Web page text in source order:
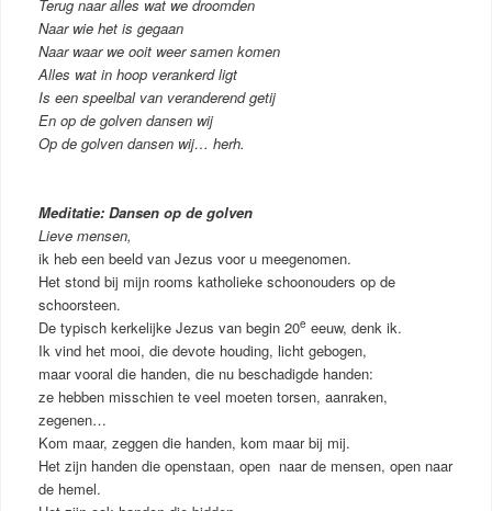
Terug naar alles wat we droomden
Naar wie het is gegaan
Naar waar we ooit weer samen komen
Alles wat in hoop verankerd ligt
Is een speelbal van veranderend getij
En op de golven dansen wij
Op de golven dansen wij… herh.
Meditatie: Dansen op de golven
Lieve mensen,
ik heb een beeld van Jezus voor u meegenomen.
Het stond bij mijn rooms katholieke schoonouders op de
schoorsteen.
De typisch kerkelijke Jezus van begin 20e eeuw, denk ik.
Ik vind het mooi, die devote houding, licht gebogen,
maar vooral die handen, die nu beschadigde handen:
ze hebben misschien te veel moeten torsen, aanraken,
zegenen…
Kom maar, zeggen die handen, kom maar bij mij.
Het zijn handen die openstaan, open naar de mensen, open naar
de hemel.